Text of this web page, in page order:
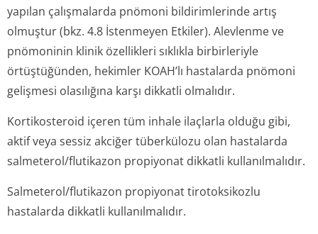
yapılan çalışmalarda pnömoni bildirimlerinde artış
olmuştur (bkz. 4.8 İstenmeyen Etkiler). Alevlenme ve
pnömoninin klinik özellikleri sıklıkla birbirleriyle
örtüştüğünden, hekimler KOAH’lı hastalarda pnömoni
gelişmesi olasılığına karşı dikkatli olmalıdır.
Kortikosteroid içeren tüm inhale ilaçlarla olduğu gibi,
aktif veya sessiz akciğer tüberkülozu olan hastalarda
salmeterol/flu­tikazon propiyonat dikkatli kullanılmalıdır.
Salmeterol/flu­tikazon propiyonat tirotoksikozlu
hastalarda dikkatli kullanılmalıdır.